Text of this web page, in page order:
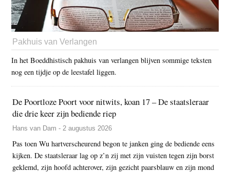
Pakhuis van Verlangen
In het Boeddhistisch pakhuis van verlangen blijven sommige teksten
nog een tijdje op de leestafel liggen.
De Poortloze Poort voor nitwits, koan 17 – De staatsleraar
die drie keer zijn bediende riep
Hans van Dam - 2 augustus 2026
Pas toen Wu hartverscheurend begon te janken ging de bediende eens
kijken. De staatsleraar lag op z’n zij met zijn vuisten tegen zijn borst
geklemd, zijn hoofd achterover, zijn gezicht paarsblauw en zijn mond